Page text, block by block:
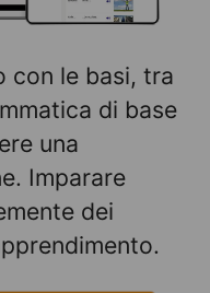
con le basi, tra
di base
una
Imparare
dei